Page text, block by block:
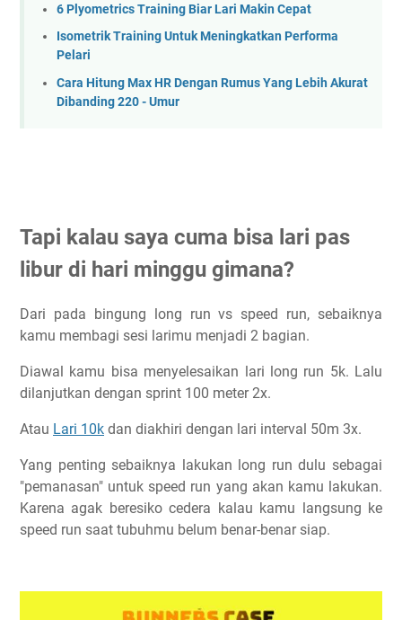
6 Plyometrics Training Biar Lari Makin Cepat
Isometrik Training Untuk Meningkatkan Performa
Pelari
Cara Hitung Max HR Dengan Rumus Yang Lebih Akurat
Dibanding 220 - Umur
Tapi kalau saya cuma bisa lari pas
libur di hari minggu gimana?
Dari pada bingung long run vs speed run, sebaiknya
kamu membagi sesi larimu menjadi 2 bagian.
Diawal kamu bisa menyelesaikan lari long run 5k. Lalu
dilanjutkan dengan sprint 100 meter 2x.
Atau Lari 10k dan diakhiri dengan lari interval 50m 3x.
Yang penting sebaiknya lakukan long run dulu sebagai
"pemanasan" untuk speed run yang akan kamu lakukan.
Karena agak beresiko cedera kalau kamu langsung ke
speed run saat tubuhmu belum benar-benar siap.